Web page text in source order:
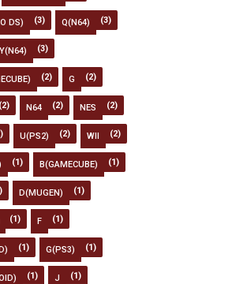
DS) (3) Q(N64) (3)
Y(N64) (3)
(2) G (2)
(2) N64 (2) NES (2)
U(PS2) (2) WII (2)
(1) B(GAMECUBE) (1)
D(MUGEN) (1)
(1) F (1)
(1) G(PS3) (1)
(1) J (1)